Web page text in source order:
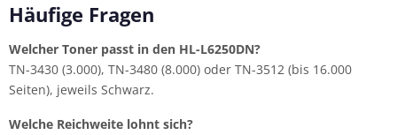
Häufige Fragen
Welcher Toner passt in den HL-L6250DN?
TN-3430 (3.000), TN-3480 (8.000) oder TN-3512 (bis 16.000
Seiten), jeweils Schwarz.
Welche Reichweite lohnt sich?